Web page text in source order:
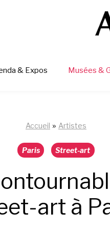
& Expos Musées &
Accueil » Artistes
Paris Street-art
art à